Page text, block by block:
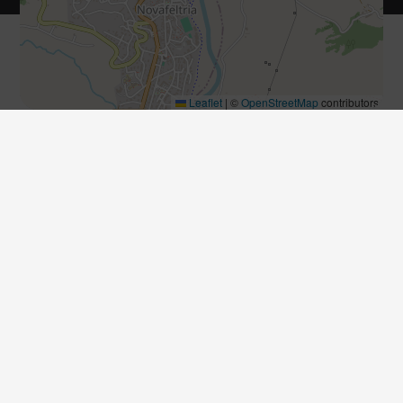
Leaflet | ©OpenStreetMap contributors